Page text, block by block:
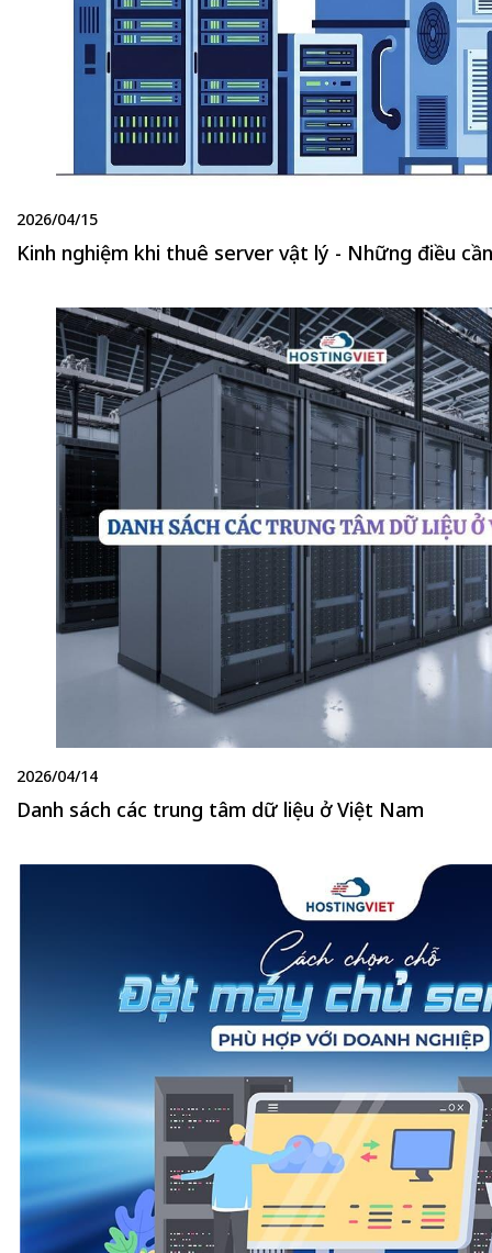
2026/04/15
Kinh nghiệm khi thuê server vật lý - Những điều
2026/04/14
Danh sách các trung tâm dữ liệu ở Việt Nam